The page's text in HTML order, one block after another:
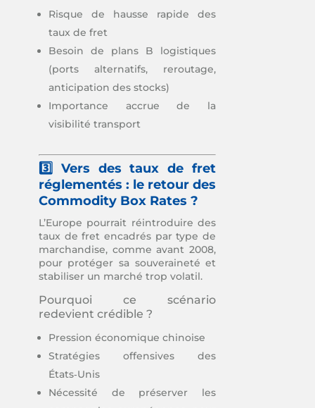
Risque de hausse rapide des
taux de fret
Besoin de plans B logistiques
(ports alternatifs, reroutage,
anticipation des stocks)
Importance accrue de la
visibilité transport
3️⃣ Vers des taux de fret
réglementés : le retour des
Commodity Box Rates ?
L’Europe pourrait réintroduire des
taux de fret encadrés par type de
marchandise, comme avant 2008,
pour protéger sa souveraineté et
stabiliser un marché trop volatil.
Pourquoi ce scénario
redevient crédible ?
Pression économique chinoise
Stratégies offensives des
États‑Unis
Nécessité de préserver les